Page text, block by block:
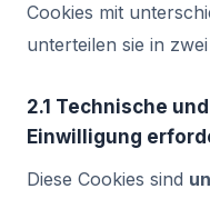
Cookies mit
unterteilen sie in
2.1 Technische
Einwilligung
Diese Cookies sind